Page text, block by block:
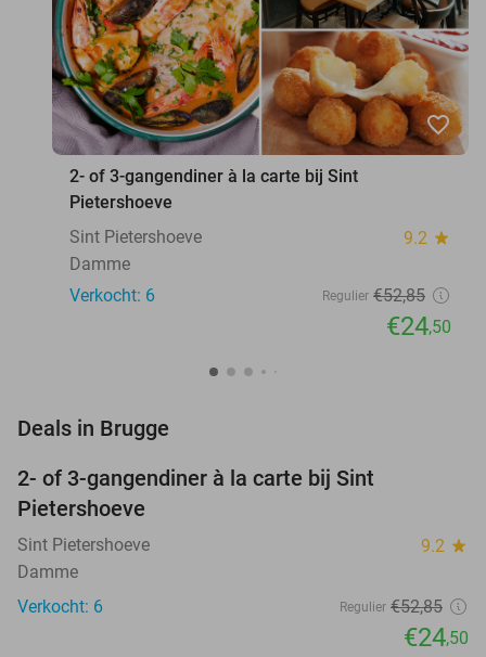
favorite_border
2- of 3-gangendiner à la carte bij Sint
Pietershoeve
Sint Pietershoeve
9.2 star
Damme
Verkocht: 6
Regulier €52,85
€24,50
Deals in Brugge
TODAY
2- of 3-gangendiner à la carte bij Sint
Pietershoeve
Sint Pietershoeve 9.2 star
Damme
Verkocht: 6
Regulier €52,85
€24,50